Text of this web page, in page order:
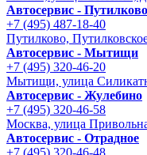
Автосервис - Путилково
+7 (495) 487-18-40
Путилково,
Автосервис - Мытищи
+7 (495) 320-46-20
Мытищи, улица
Автосервис - Жулебино
+7 (495) 320-46-58
Москва, улица
Автосервис - Отрадное
+7 (495) 320-46-48